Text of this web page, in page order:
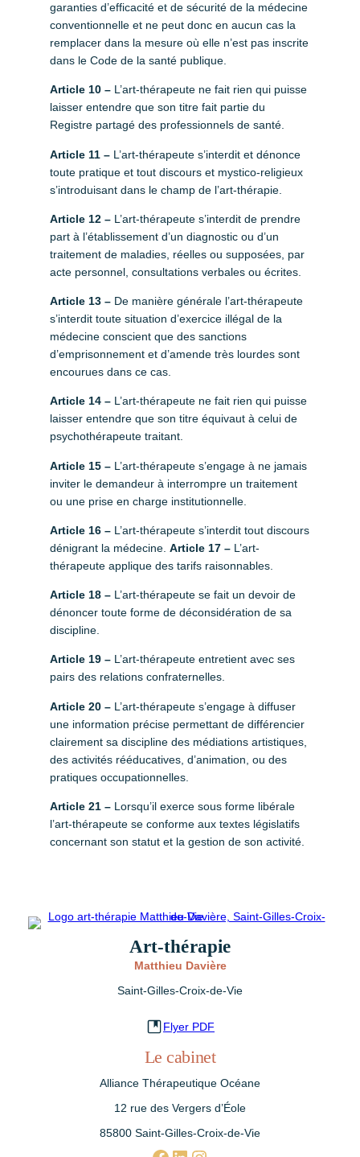
garanties d’efficacité et de sécurité de la médecine
conventionnelle et ne peut donc en aucun cas la
remplacer dans la mesure où elle n’est pas inscrite
dans le Code de la santé publique.
Article 10 – L’art-thérapeute ne fait rien qui puisse
laisser entendre que son titre fait partie du
Registre partagé des professionnels de santé.
Article 11 – L’art-thérapeute s’interdit et dénonce
toute pratique et tout discours et mystico-religieux
s’introduisant dans le champ de l’art-thérapie.
Article 12 – L’art-thérapeute s’interdit de prendre
part à l’établissement d’un diagnostic ou d’un
traitement de maladies, réelles ou supposées, par
acte personnel, consultations verbales ou écrites.
Article 13 – De manière générale l’art-thérapeute
s’interdit toute situation d’exercice illégal de la
médecine conscient que des sanctions
d’emprisonnement et d’amende très lourdes sont
encourues dans ce cas.
Article 14 – L’art-thérapeute ne fait rien qui puisse
laisser entendre que son titre équivaut à celui de
psychothérapeute traitant.
Article 15 – L’art-thérapeute s’engage à ne jamais
inviter le demandeur à interrompre un traitement
ou une prise en charge institutionnelle.
Article 16 – L’art-thérapeute s’interdit tout discours
dénigrant la médecine. Article 17 – L’art-
thérapeute applique des tarifs raisonnables.
Article 18 – L’art-thérapeute se fait un devoir de
dénoncer toute forme de déconsidération de sa
discipline.
Article 19 – L’art-thérapeute entretient avec ses
pairs des relations confraternelles.
Article 20 – L’art-thérapeute s’engage à diffuser
une information précise permettant de différencier
clairement sa discipline des médiations artistiques,
des activités rééducatives, d’animation, ou des
pratiques occupationnelles.
Article 21 – Lorsqu’il exerce sous forme libérale
l’art-thérapeute se conforme aux textes législatifs
concernant son statut et la gestion de son activité.
Art-thérapie
Matthieu Davière
Saint-Gilles-Croix-de-Vie
Flyer PDF
Le cabinet
Alliance Thérapeutique Océane
12 rue des Vergers d’Éole
85800 Saint-Gilles-Croix-de-Vie